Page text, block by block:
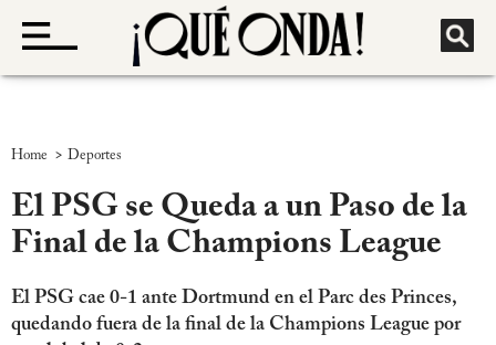
Home > Deportes
El PSG se Queda a un Paso de la
Final de la Champions League
El PSG cae 0-1 ante Dortmund en el Parc des Princes,
quedando fuera de la final de la Champions League por